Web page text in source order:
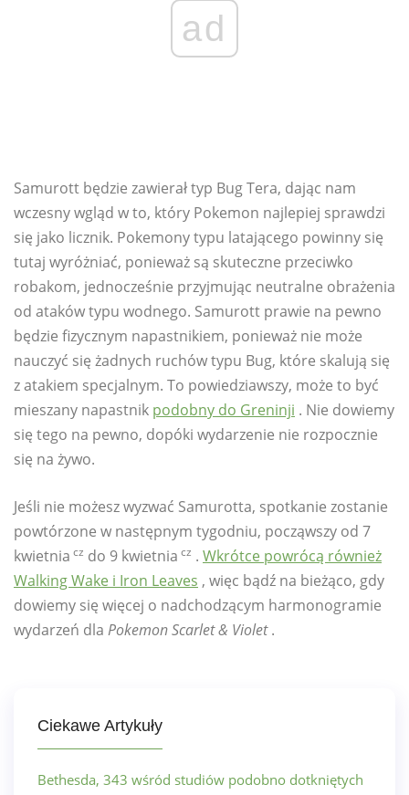
ad
Samurott będzie zawierał typ Bug Tera, dając nam
wczesny wgląd w to, który Pokemon najlepiej sprawdzi
się jako licznik. Pokemony typu latającego powinny się
tutaj wyróżniać, ponieważ są skuteczne przeciwko
robakom, jednocześnie przyjmując neutralne obrażenia
od ataków typu wodnego. Samurott prawie na pewno
będzie fizycznym napastnikiem, ponieważ nie może
nauczyć się żadnych ruchów typu Bug, które skalują się
z atakiem specjalnym. To powiedziawszy, może to być
mieszany napastnik podobny do Greninji . Nie dowiemy
się tego na pewno, dopóki wydarzenie nie rozpocznie
się na żywo.
Jeśli nie możesz wyzwać Samurotta, spotkanie zostanie
powtórzone w następnym tygodniu, począwszy od 7
kwietnia cz do 9 kwietnia cz . Wkrótce powrócą również
Walking Wake i Iron Leaves , więc bądź na bieżąco, gdy
dowiemy się więcej o nadchodzącym harmonogramie
wydarzeń dla Pokemon Scarlet & Violet.
Ciekawe Artykuły
Bethesda, 343 wśród studiów podobno dotkniętych